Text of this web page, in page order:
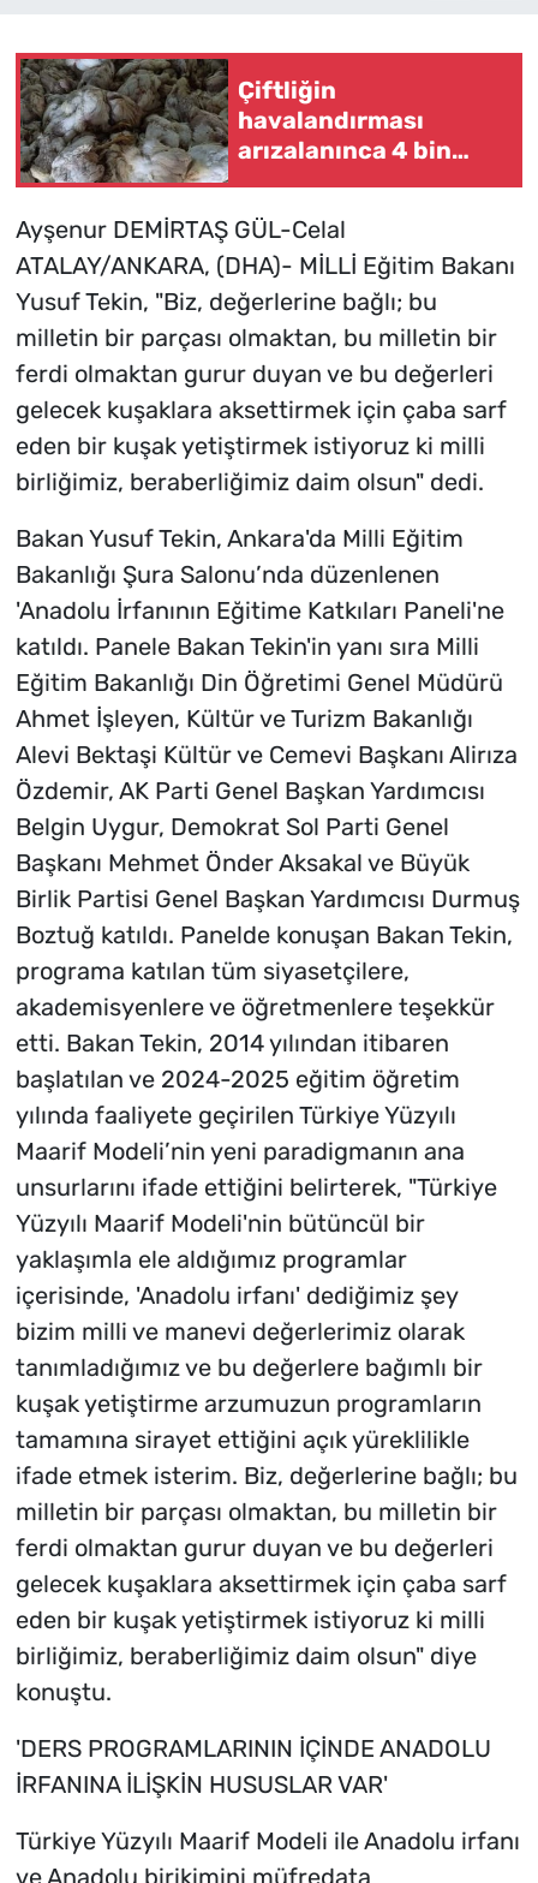
Çiftliğin
havalandırması
arızalanınca 4 bin
tavuk öldü
Ayşenur DEMİRTAŞ GÜL-Celal
ATALAY/ANKARA, (DHA)- MİLLİ Eğitim Bakanı
Yusuf Tekin, "Biz, değerlerine bağlı; bu
milletin bir parçası olmaktan, bu milletin bir
ferdi olmaktan gurur duyan ve bu değerleri
gelecek kuşaklara aksettirmek için çaba sarf
eden bir kuşak yetiştirmek istiyoruz ki milli
birliğimiz, beraberliğimiz daim olsun" dedi.
Bakan Yusuf Tekin, Ankara'da Milli Eğitim
Bakanlığı Şura Salonu’nda düzenlenen
'Anadolu İrfanının Eğitime Katkıları Paneli'ne
katıldı. Panele Bakan Tekin'in yanı sıra Milli
Eğitim Bakanlığı Din Öğretimi Genel Müdürü
Ahmet İşleyen, Kültür ve Turizm Bakanlığı
Alevi Bektaşi Kültür ve Cemevi Başkanı Alirıza
Özdemir, AK Parti Genel Başkan Yardımcısı
Belgin Uygur, Demokrat Sol Parti Genel
Başkanı Mehmet Önder Aksakal ve Büyük
Birlik Partisi Genel Başkan Yardımcısı Durmuş
Boztuğ katıldı. Panelde konuşan Bakan Tekin,
programa katılan tüm siyasetçilere,
akademisyenlere ve öğretmenlere teşekkür
etti. Bakan Tekin, 2014 yılından itibaren
başlatılan ve 2024-2025 eğitim öğretim
yılında faaliyete geçirilen Türkiye Yüzyılı
Maarif Modeli’nin yeni paradigmanın ana
unsurlarını ifade ettiğini belirterek, "Türkiye
Yüzyılı Maarif Modeli'nin bütüncül bir
yaklaşımla ele aldığımız programlar
içerisinde, 'Anadolu irfanı' dediğimiz şey
bizim milli ve manevi değerlerimiz olarak
tanımladığımız ve bu değerlere bağımlı bir
kuşak yetiştirme arzumuzun programların
tamamına sirayet ettiğini açık yüreklilikle
ifade etmek isterim. Biz, değerlerine bağlı; bu
milletin bir parçası olmaktan, bu milletin bir
ferdi olmaktan gurur duyan ve bu değerleri
gelecek kuşaklara aksettirmek için çaba sarf
eden bir kuşak yetiştirmek istiyoruz ki milli
birliğimiz, beraberliğimiz daim olsun" diye
konuştu.
'DERS PROGRAMLARININ İÇİNDE ANADOLU
İRFANINA İLİŞKİN HUSUSLAR VAR'
Türkiye Yüzyılı Maarif Modeli ile Anadolu irfanı